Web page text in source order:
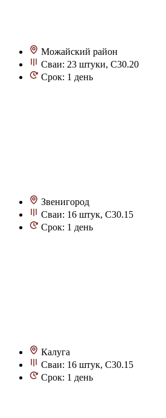
Можайский район
Сваи: 23 штуки, С30.20
Срок: 1 день
Звенигород
Сваи: 16 штук, С30.15
Срок: 1 день
Калуга
Сваи: 16 штук, С30.15
Срок: 1 день